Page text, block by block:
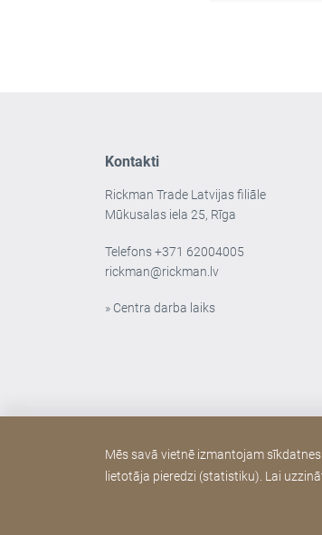
Kontakti
Rickman Trade Latvijas filiāle
Mūkusalas iela 25, Rīga
Telefons+371 62004005
rickman@rickman.lv
» Centra darba laiks
Mēs savā vietnē izmantojam
lietotāja pieredzi (statistiku). Lai